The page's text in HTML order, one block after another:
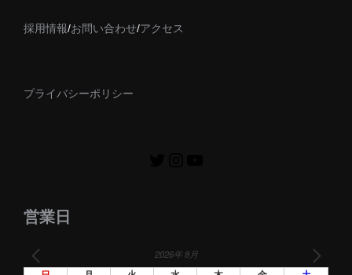
採用情報/お問い合わせ/アクセス
プライバシーポリシー
営業日
2026年 8月